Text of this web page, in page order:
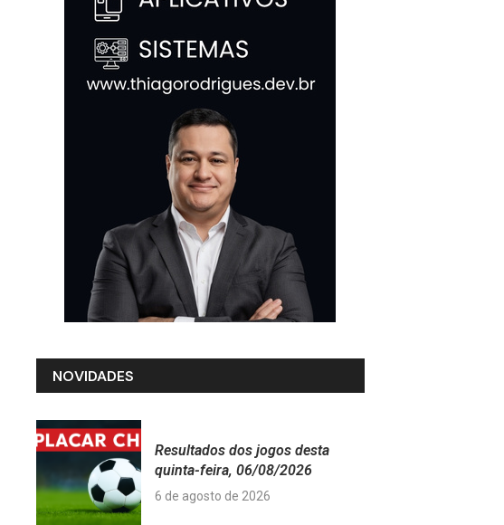
NOVIDADES
Resultados dos jogos desta
quinta-feira, 06/08/2026
6 de agosto de 2026